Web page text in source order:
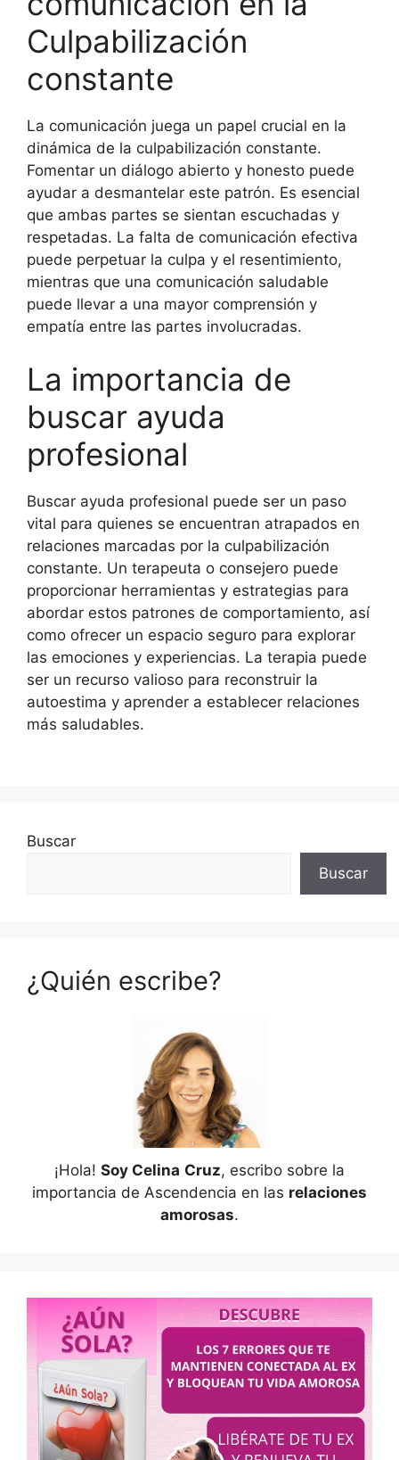
Culpabilización
constante
La comunicación juega un papel crucial en la
dinámica de la culpabilización constante.
Fomentar un diálogo abierto y honesto puede
ayudar a desmantelar este patrón. Es esencial
que ambas partes se sientan escuchadas y
respetadas. La falta de comunicación efectiva
puede perpetuar la culpa y el resentimiento,
mientras que una comunicación saludable
puede llevar a una mayor comprensión y
empatía entre las partes involucradas.
La importancia de
buscar ayuda
profesional
Buscar ayuda profesional puede ser un paso
vital para quienes se encuentran atrapados en
relaciones marcadas por la culpabilización
constante. Un terapeuta o consejero puede
proporcionar herramientas y estrategias para
abordar estos patrones de comportamiento, así
como ofrecer un espacio seguro para explorar
las emociones y experiencias. La terapia puede
ser un recurso valioso para reconstruir la
autoestima y aprender a establecer relaciones
más saludables.
Buscar
Buscar
¿Quién escribe?
¡Hola! Soy Celina Cruz, escribo sobre la
importancia de Ascendencia en las relaciones
amorosas.